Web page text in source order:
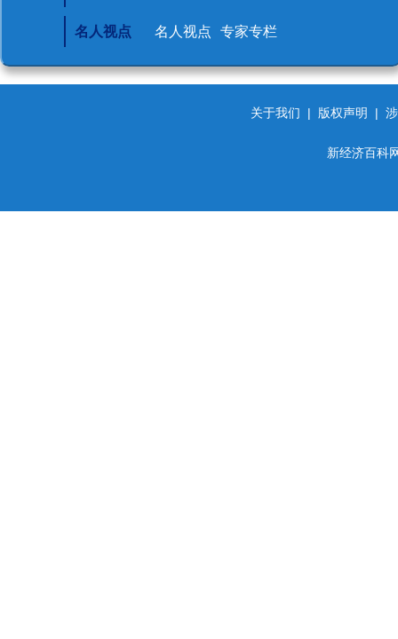
名人视点 名人视点 专家专栏
关于我们 | 版权声明 |
新经济百科